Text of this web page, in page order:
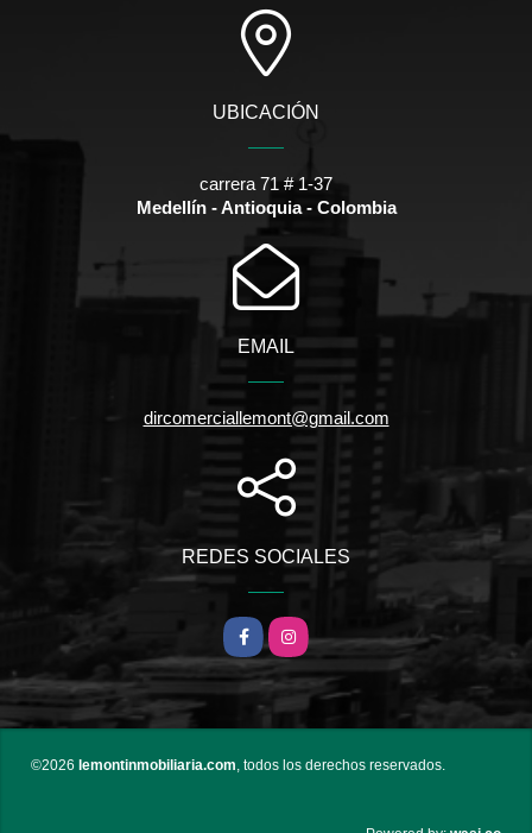
UBICACIÓN
carrera 71 # 1-37
Medellín - Antioquia - Colombia
EMAIL
dircomerciallemont@gmail.com
REDES SOCIALES
Facebook
Instagram
©2026 lemontinmobiliaria.com , todos los derechos reservados.